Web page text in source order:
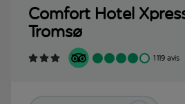
Comfort Hotel
Tromsø
1 119 avis